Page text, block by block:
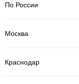
По России
Москва
Краснодар